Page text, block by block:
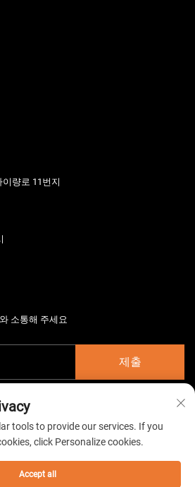
량로 11번지
소통해 주세요
제출
우 HarsMarg 전기기계 주식회사. 모든 권리
개인정보 처리방침
tools to provide our services. If you
click Personalize cookies.
Accept all